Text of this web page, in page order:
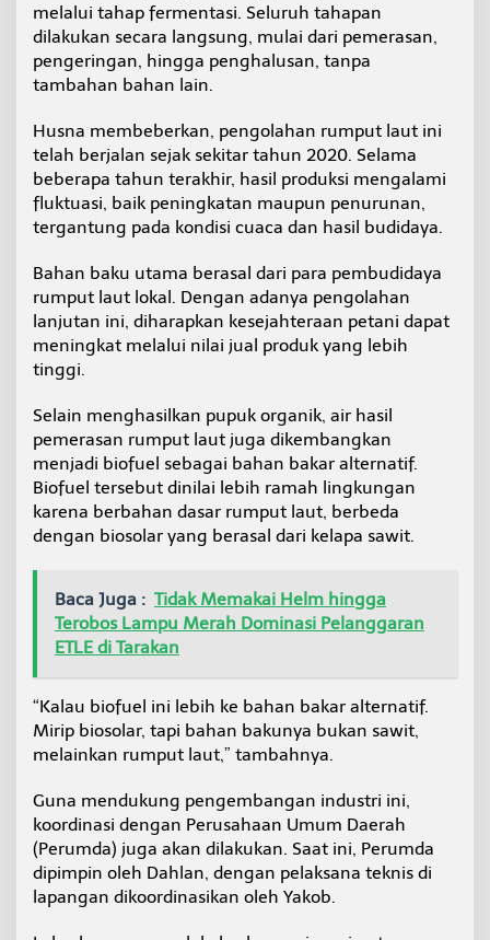
melalui tahap fermentasi. Seluruh tahapan
dilakukan secara langsung, mulai dari pemerasan,
pengeringan, hingga penghalusan, tanpa
tambahan bahan lain.
Husna membeberkan, pengolahan rumput laut ini
telah berjalan sejak sekitar tahun 2020. Selama
beberapa tahun terakhir, hasil produksi mengalami
fluktuasi, baik peningkatan maupun penurunan,
tergantung pada kondisi cuaca dan hasil budidaya.
Bahan baku utama berasal dari para pembudidaya
rumput laut lokal. Dengan adanya pengolahan
lanjutan ini, diharapkan kesejahteraan petani dapat
meningkat melalui nilai jual produk yang lebih
tinggi.
Selain menghasilkan pupuk organik, air hasil
pemerasan rumput laut juga dikembangkan
menjadi biofuel sebagai bahan bakar alternatif.
Biofuel tersebut dinilai lebih ramah lingkungan
karena berbahan dasar rumput laut, berbeda
dengan biosolar yang berasal dari kelapa sawit.
Baca Juga : Tidak Memakai Helm hingga
Terobos Lampu Merah Dominasi Pelanggaran
ETLE di Tarakan
“Kalau biofuel ini lebih ke bahan bakar alternatif.
Mirip biosolar, tapi bahan bakunya bukan sawit,
melainkan rumput laut,” tambahnya.
Guna mendukung pengembangan industri ini,
koordinasi dengan Perusahaan Umum Daerah
(Perumda) juga akan dilakukan. Saat ini, Perumda
dipimpin oleh Dahlan, dengan pelaksana teknis di
lapangan dikoordinasikan oleh Yakob.